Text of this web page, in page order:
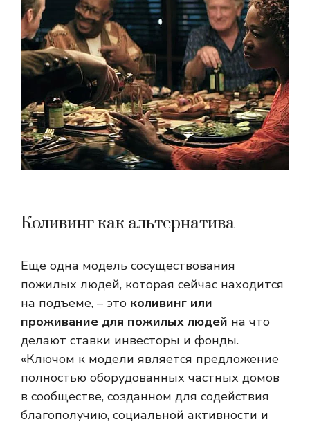
Коливинг как альтернатива
Еще одна модель сосуществования
пожилых людей, которая сейчас находится
на подъеме, – это коливинг или
проживание для пожилых людей на что
делают ставки инвесторы и фонды.
«Ключом к модели является предложение
полностью оборудованных частных домов
в сообществе, созданном для содействия
благополучию, социальной активности и